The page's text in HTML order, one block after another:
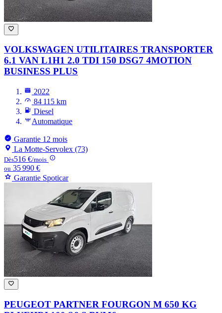
VOLKSWAGEN UTILITAIRES TRANSPORTER
6.1 VAN L1H1 2.0 TDI 150 DSG7 4MOTION
BUSINESS PLUS
2022
84 115 km
Diesel
Automatique
Garantie 12 mois
La Motte-Servolex (73)
Dès516 €/mois
ou 35 990 €
Garantie Spoticar
PEUGEOT PARTNER FOURGON M 650 KG